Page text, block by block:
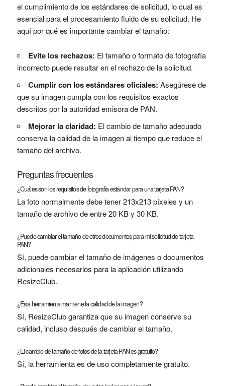
el cumplimiento de los estándares de solicitud, lo cual es
esencial para el procesamiento fluido de su solicitud. He
aquí por qué es importante cambiar el tamaño:
Evite los rechazos: El tamaño o formato de fotografía
incorrecto puede resultar en el rechazo de la solicitud.
Cumplir con los estándares oficiales: Asegúrese de
que su imagen cumpla con los requisitos exactos
descritos por la autoridad emisora ​​de PAN.
Mejorar la claridad: El cambio de tamaño adecuado
conserva la calidad de la imagen al tiempo que reduce el
tamaño del archivo.
Preguntas frecuentes
¿Cuáles son los requisitos de fotografía estándar para una tarjeta PAN?
La foto normalmente debe tener 213x213 píxeles y un
tamaño de archivo de entre 20 KB y 30 KB.
¿Puedo cambiar el tamaño de otros documentos para mi solicitud de tarjeta
PAN?
Sí, puede cambiar el tamaño de imágenes o documentos
adicionales necesarios para la aplicación utilizando
ResizeClub.
¿Esta herramienta mantiene la calidad de la imagen?
Sí, ResizeClub garantiza que su imagen conserve su
calidad, incluso después de cambiar el tamaño.
¿El cambio de tamaño de fotos de la tarjeta PAN es gratuito?
Sí, la herramienta es de uso completamente gratuito.